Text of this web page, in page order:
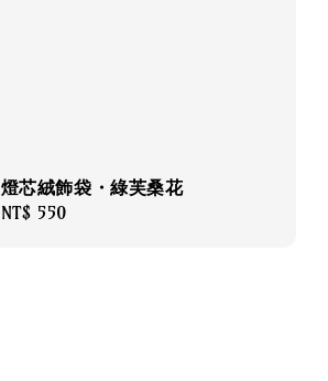
燈芯絨飾袋・綠芙桑花
Regular
NT$ 550